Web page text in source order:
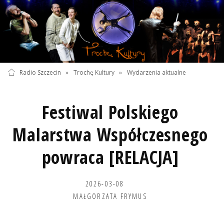
Radio Szczecin » Trochę Kultury » Wydarzenia aktualne
Festiwal Polskiego
Malarstwa Współczesnego
powraca [RELACJA]
2026-03-08
MAŁGORZATA FRYMUS